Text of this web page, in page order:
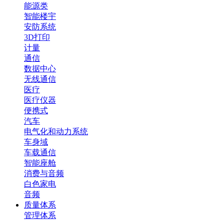
能源类
智能楼宇
安防系统
3D打印
计量
通信
数据中心
无线通信
医疗
医疗仪器
便携式
汽车
电气化和动力系统
车身域
车载通信
智能座舱
消费与音频
白色家电
音频
质量体系
管理体系